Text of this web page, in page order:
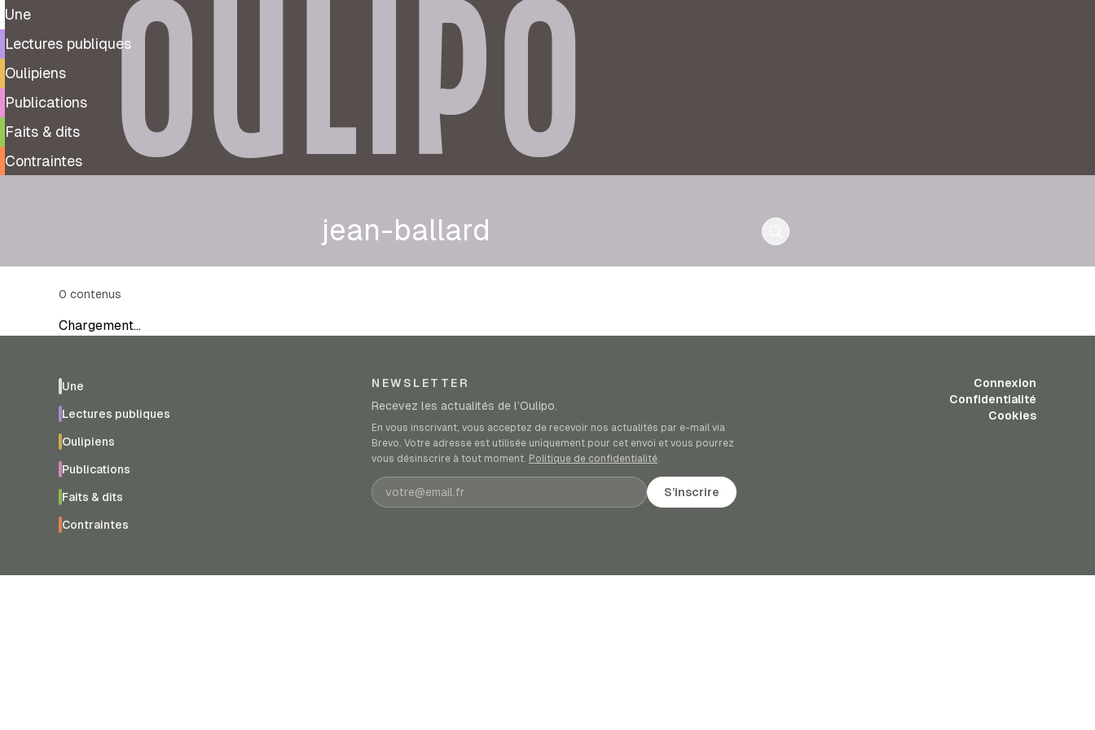
Une
Lectures publiques
Oulipiens
Publications
Faits & dits
Contraintes
OULIPO
jean-ballard
0 contenus
Chargement…
Une
Lectures publiques
Oulipiens
Publications
Faits & dits
Contraintes
NEWSLETTER
Recevez les actualités de l’Oulipo.
En vous inscrivant, vous acceptez de recevoir nos actualités par e-mail via
Brevo. Votre adresse est utilisée uniquement pour cet envoi et vous pourrez
vous désinscrire à tout moment. Politique de confidentialité.
Adresse e-mail S’inscrire
Connexion
Confidentialité
Cookies